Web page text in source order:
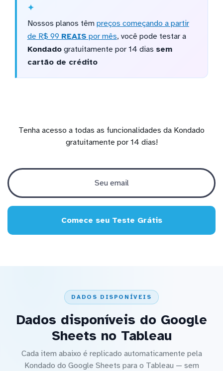
Nossos planos têm preços começando a partir
de R$ 99 REAIS por mês, você pode testar a
Kondadogratuitamente por 14 dias sem
cartão de crédito
Tenha acesso a todas as funcionalidades da Kondado
gratuitamente por 14 dias!
Comece seu Teste Grátis
DADOS DISPONÍVEIS
Dados disponíveis do Google
Sheets no Tableau
Cada item abaixo é replicado automaticamente pela
Kondado do Google Sheets para o Tableau — sem